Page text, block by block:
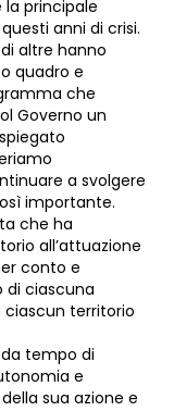
la principale
anni di crisi.
altre hanno
quadro e
che
Governo un
a svolgere
importante.
che ha
all’attuazione
conto e
di ciascuna
territorio
tempo di
e
sua azione e